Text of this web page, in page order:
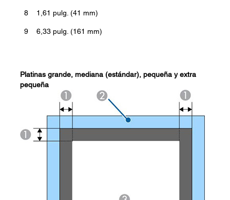
8 1,61 pulg. (41 mm)
9 6,33 pulg. (161 mm)
Platinas grande, mediana (estándar), pequeña y extra
pequeña